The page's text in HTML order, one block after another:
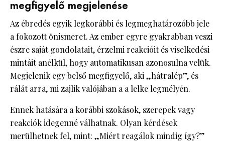
megfigyelő megjelenése
Az ébredés egyik legkorábbi és legmeghatározóbb jele
a fokozott önismeret. Az ember egyre gyakrabban veszi
észre saját gondolatait, érzelmi reakcióit és viselkedési
mintáit anélkül, hogy automatikusan azonosulna velük.
Megjelenik egy belső megfigyelő, aki „hátralép”, és
rálát arra, mi zajlik valójában a a lelke legmélyén.
Ennek hatására a korábbi szokások, szerepek vagy
reakciók idegenné válhatnak. Olyan kérdések
merülhetnek fel, mint: „Miért reagálok mindig így?”